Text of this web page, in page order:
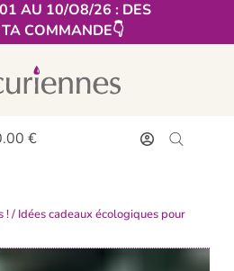
AU 10/O8/26 : DES
COMMANDE👇​
€
!/ Idées cadeaux écologiques pour